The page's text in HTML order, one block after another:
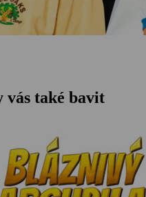
vás také bavit